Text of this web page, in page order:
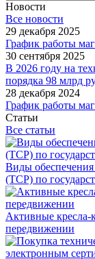
Новости
Все новости
29 декабря 2025
График работы
30 сентября 2025
В 2026 году на
порядка 98 млрд
28 декабря 2024
График работы
Статьи
Все статьи
Виды
(ТСР) по
Активные кресла-
передвижении